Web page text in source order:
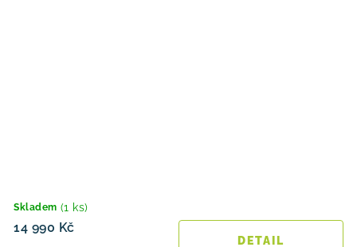
Skladem (1 ks)
14 990 Kč